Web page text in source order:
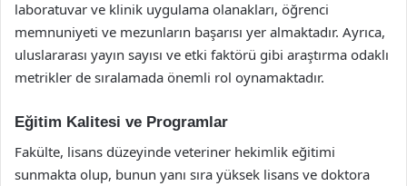
laboratuvar ve klinik uygulama olanakları, öğrenci
memnuniyeti ve mezunların başarısı yer almaktadır. Ayrıca,
uluslararası yayın sayısı ve etki faktörü gibi araştırma odaklı
metrikler de sıralamada önemli rol oynamaktadır.
Eğitim Kalitesi ve Programlar
Fakülte, lisans düzeyinde veteriner hekimlik eğitimi
sunmakta olup, bunun yanı sıra yüksek lisans ve doktora